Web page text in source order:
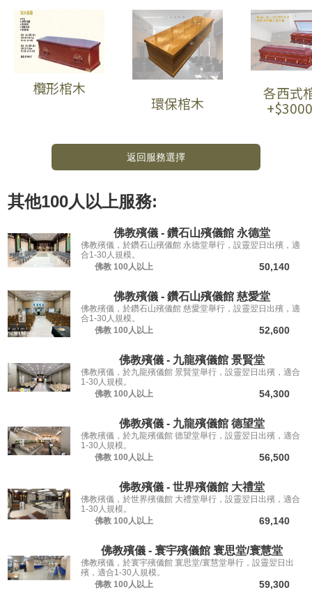
欖形棺木
環保棺木
各西式
返回服務選擇
其他100人以上服務:
佛教殯儀 - 鑽石山殯儀館 永德堂
佛教殯儀，於鑽石山殯儀館 永德堂舉行，設靈翌日出殯，適
合1-30人規模。
佛教 100人以上 50,140
佛教殯儀 - 鑽石山殯儀館 慈愛堂
佛教殯儀，於鑽石山殯儀館 慈愛堂舉行，設靈翌日出殯，適
合1-30人規模。
佛教 100人以上 52,600
佛教殯儀 - 九龍殯儀館 景賢堂
佛教殯儀，於九龍殯儀館 景賢堂舉行，設靈翌日出殯，適合
1-30人規模。
佛教 100人以上 54,300
佛教殯儀 - 九龍殯儀館 德望堂
佛教殯儀，於九龍殯儀館 德望堂舉行，設靈翌日出殯，適合
1-30人規模。
佛教 100人以上 56,500
佛教殯儀 - 世界殯儀館 大禮堂
佛教殯儀，於世界殯儀館 大禮堂舉行，設靈翌日出殯，適合
1-30人規模。
佛教 100人以上 69,140
佛教殯儀 - 寰宇殯儀館 寰思堂/寰慧堂
佛教殯儀，於寰宇殯儀館 寰思堂/寰慧堂舉行，設靈翌日出
殯，適合1-30人規模。
佛教 100人以上 59,300